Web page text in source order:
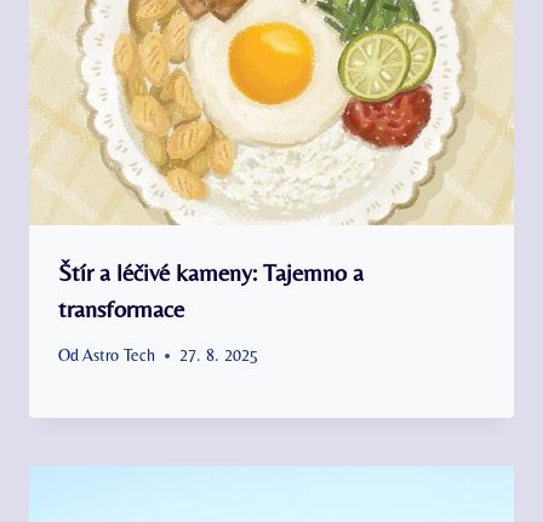
Štír a léčivé kameny: Tajemno a
transformace
OdAstro Tech 27. 8. 2025